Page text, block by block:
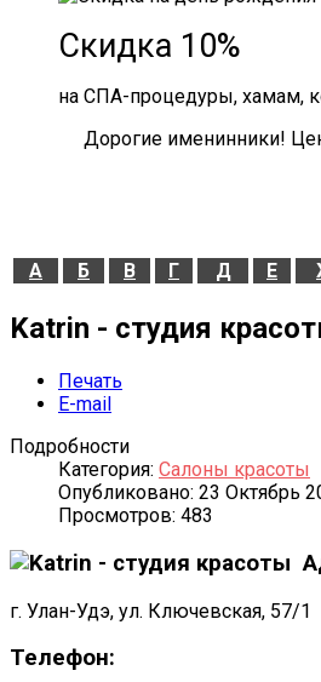
Скидка 10%
на СПА-процедуры, хамам,
Дорогие именинники!
А Б В Г Д Е
Katrin - студия
Печать
E-mail
Подробности
Категория: Салоны красоты
Опубликовано: 23 Октябрь
Просмотров: 483
г. Улан-Удэ, ул. Ключевская, 57/1
Телефон: